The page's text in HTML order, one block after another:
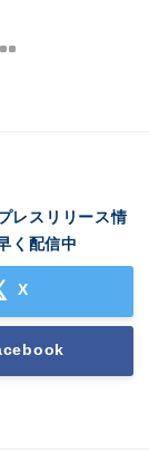
レスリリース情
く配信中
X